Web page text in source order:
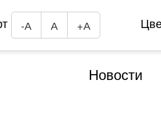
-А А +А
Новости